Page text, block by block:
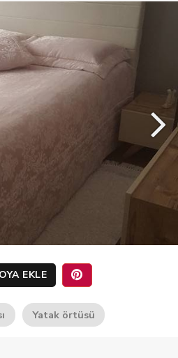
EKLE
Yatak örtüsü